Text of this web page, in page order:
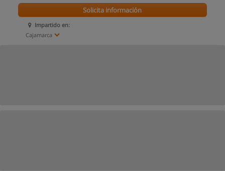
Impartido en:
Cajamarca
Solicita información